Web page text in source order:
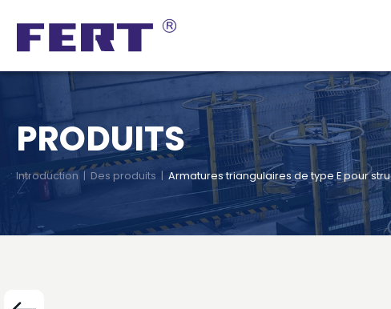
PRODUITS
Introduction | Des produits | Armatures triangulaires de type E pour